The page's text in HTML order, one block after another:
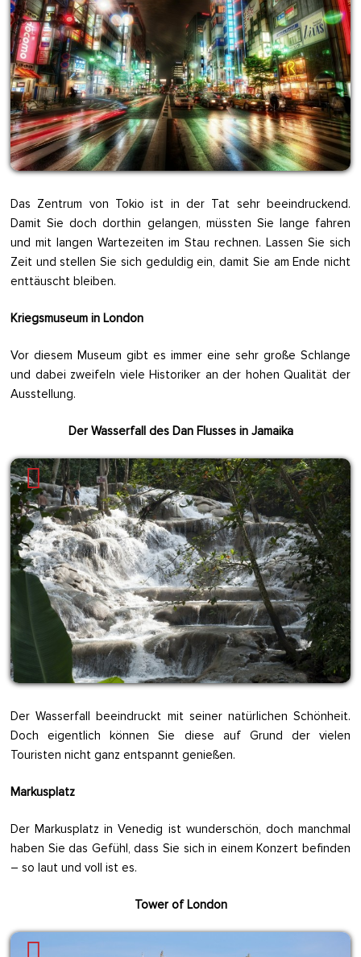
Das Zentrum von Tokio ist in der Tat sehr beeindruckend.
Damit Sie doch dorthin gelangen, müssten Sie lange fahren
und mit langen Wartezeiten im Stau rechnen. Lassen Sie sich
Zeit und stellen Sie sich geduldig ein, damit Sie am Ende nicht
enttäuscht bleiben.
Kriegsmuseum in London
Vor diesem Museum gibt es immer eine sehr große Schlange
und dabei zweifeln viele Historiker an der hohen Qualität der
Ausstellung.
Der Wasserfall des Dan Flusses in Jamaika
Der Wasserfall beeindruckt mit seiner natürlichen Schönheit.
Doch eigentlich können Sie diese auf Grund der vielen
Touristen nicht ganz entspannt genießen.
Markusplatz
Der Markusplatz in Venedig ist wunderschön, doch manchmal
haben Sie das Gefühl, dass Sie sich in einem Konzert befinden
– so laut und voll ist es.
Tower of London